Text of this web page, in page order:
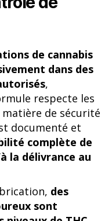
de cannabis
dans des
,
respecte les
de sécurité
documenté et
complète de
la délivrance au
des
sont